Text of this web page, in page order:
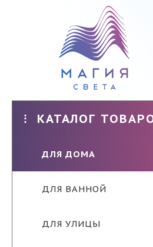
КАТАЛОГ
ДЛЯ ДОМА
ДЛЯ ВАННОЙ
ДЛЯ УЛИЦЫ